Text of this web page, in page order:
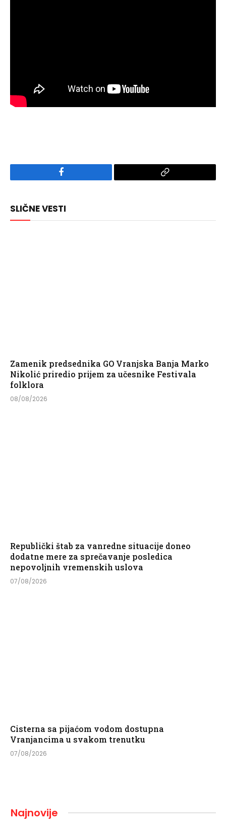
Facebook
Copy
SLIČNE VESTI
Zamenik predsednika GO Vranjska Banja Marko
Nikolić priredio prijem za učesnike Festivala
folklora
08/08/2026
Republički štab za vanredne situacije doneo
dodatne mere za sprečavanje posledica
nepovoljnih vremenskih uslova
07/08/2026
Cisterna sa pijaćom vodom dostupna
Vranjancima u svakom trenutku
07/08/2026
Najnovije